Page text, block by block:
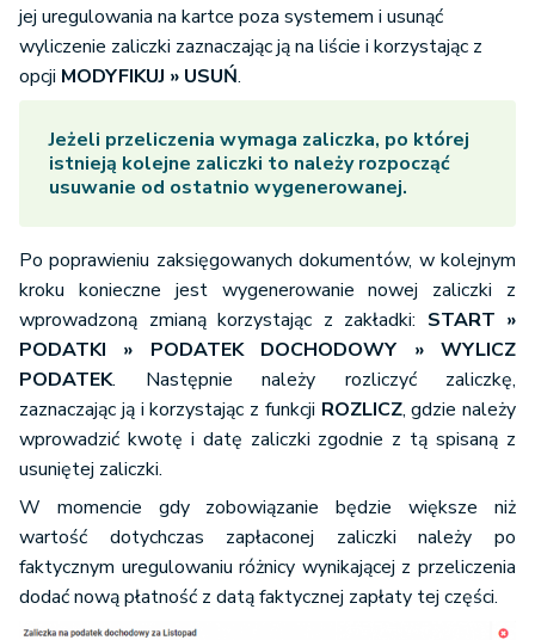
Następnie należy spisać kwotę opłaconej zaliczki oraz datę
jej uregulowania na kartce poza systemem i usunąć
wyliczenie zaliczki zaznaczając ją na liście i korzystając z
Jeżeli przeliczenia wymaga zaliczka, po której
istnieją kolejne zaliczki to należy rozpocząć
Po poprawieniu zaksięgowanych dokumentów, w kolejnym
kroku konieczne jest wygenerowanie nowej zaliczki z
wprowadzoną zmianą korzystając z zakładki:
START »
PODATKI » PODATEK DOCHODOWY » WYLICZ
PODATEK. Następnie należy rozliczyć zaliczkę,
zaznaczając ją i korzystając z funkcjiROZLICZ , gdzie należy
wprowadzić kwotę i datę zaliczki zgodnie z tą spisaną z
usuniętej zaliczki.
W momencie gdy zobowiązanie będzie większe niż
wartość dotychczas zapłaconej zaliczki należy po
faktycznym uregulowaniu różnicy wynikającej z przeliczenia
dodać nową płatność z datą faktycznej zapłaty tej części.